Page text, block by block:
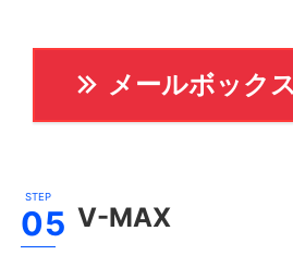
メールボック
V-MAX